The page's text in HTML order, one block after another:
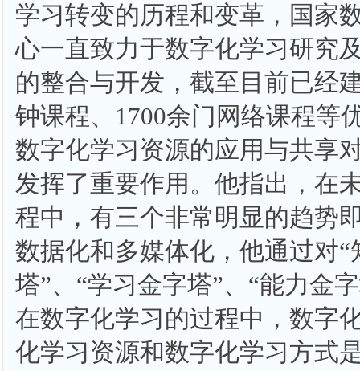
学习转变的历程和变革，国家
心一直致力于数字化学习研究
的整合与开发，截至目前已经
钟课程、1700余门网络课程等
数字化学习资源的应用与共享
发挥了重要作用。他指出，在
程中，有三个非常明显的趋势
数据化和多媒体化，他通过对“
塔”、“学习金字塔”、“能力金
在数字化学习的过程中，数字
化学习资源和数字化学习方式